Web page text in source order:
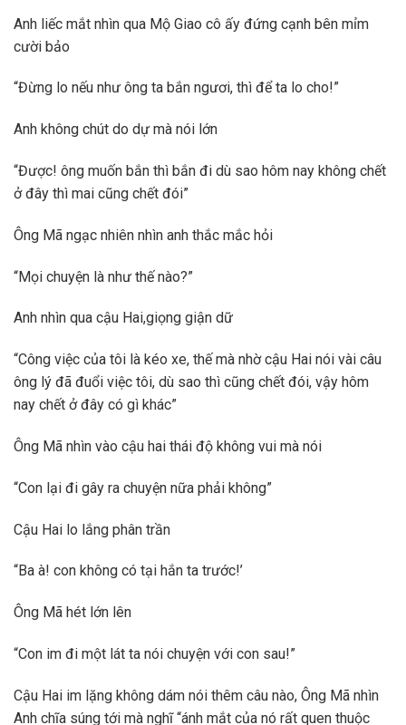
Anh liếc mắt nhìn qua Mộ Giao cô ấy đứng cạnh bên mỉm
cười bảo
“Đừng lo nếu như ông ta bắn ngươi, thì để ta lo cho!”
Anh không chút do dự mà nói lớn
“Được! ông muốn bắn thì bắn đi dù sao hôm nay không chết
ở đây thì mai cũng chết đói”
Ông Mã ngạc nhiên nhìn anh thắc mắc hỏi
“Mọi chuyện là như thế nào?”
Anh nhìn qua cậu Hai,giọng giận dữ
“Công việc của tôi là kéo xe, thế mà nhờ cậu Hai nói vài câu
ông lý đã đuổi việc tôi, dù sao thì cũng chết đói, vậy hôm
nay chết ở đây có gì khác”
Ông Mã nhìn vào cậu hai thái độ không vui mà nói
“Con lại đi gây ra chuyện nữa phải không”
Cậu Hai lo lắng phân trần
“Ba à! con không có tại hắn ta trước!’
Ông Mã hét lớn lên
“Con im đi một lát ta nói chuyện với con sau!”
Cậu Hai im lặng không dám nói thêm câu nào, Ông Mã nhìn
Anh chĩa súng tới mà nghĩ “ánh mắt của nó rất quen thuộc